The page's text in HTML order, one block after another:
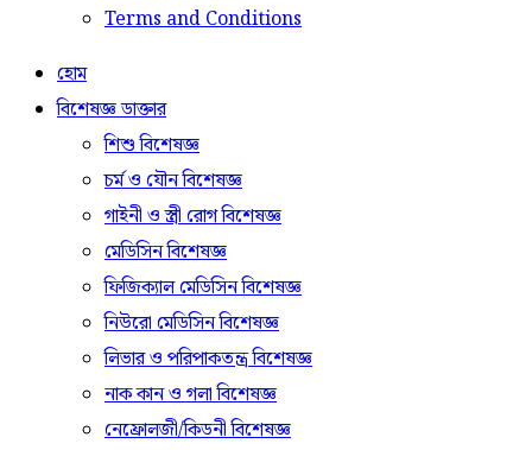
Terms and Conditions
হোম
বিশেষজ্ঞ ডাক্তার
শিশু বিশেষজ্ঞ
চর্ম ও যৌন বিশেষজ্ঞ
গাইনী ও স্ত্রী রোগ বিশেষজ্ঞ
মেডিসিন বিশেষজ্ঞ
ফিজিক্যাল মেডিসিন বিশেষজ্ঞ
নিউরো মেডিসিন বিশেষজ্ঞ
লিভার ও পরিপাকতন্ত্র বিশেষজ্ঞ
নাক কান ও গলা বিশেষজ্ঞ
নেফ্রোলজী/কিডনী বিশেষজ্ঞ